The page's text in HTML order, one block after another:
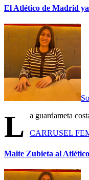
El Atlético de Madrid
L
a guardameta
CARRUSEL
Maite Zubieta al